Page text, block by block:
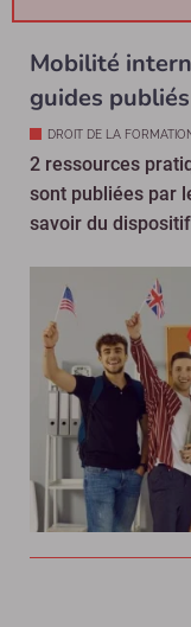
Mobilité
guides
DROIT DE LA
2 ressources
sont publiées par
savoir du